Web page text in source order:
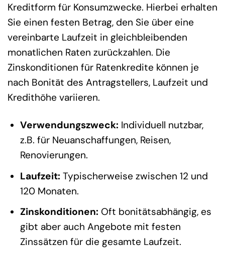
Kreditform für Konsumzwecke. Hierbei erhalten
Sie einen festen Betrag, den Sie über eine
vereinbarte Laufzeit in gleichbleibenden
monatlichen Raten zurückzahlen. Die
Zinskonditionen für Ratenkredite können je
nach Bonität des Antragstellers, Laufzeit und
Kredithöhe variieren.
Verwendungszweck: Individuell nutzbar,
z.B. für Neuanschaffungen, Reisen,
Renovierungen.
Laufzeit: Typischerweise zwischen 12 und
120 Monaten.
Zinskonditionen: Oft bonitätsabhängig, es
gibt aber auch Angebote mit festen
Zinssätzen für die gesamte Laufzeit.